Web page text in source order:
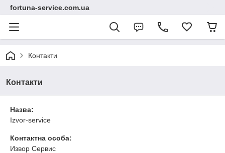
fortuna-service.com.ua
Контакти
Контакти
Назва:
Izvor-service
Контактна особа:
Извор Сервис